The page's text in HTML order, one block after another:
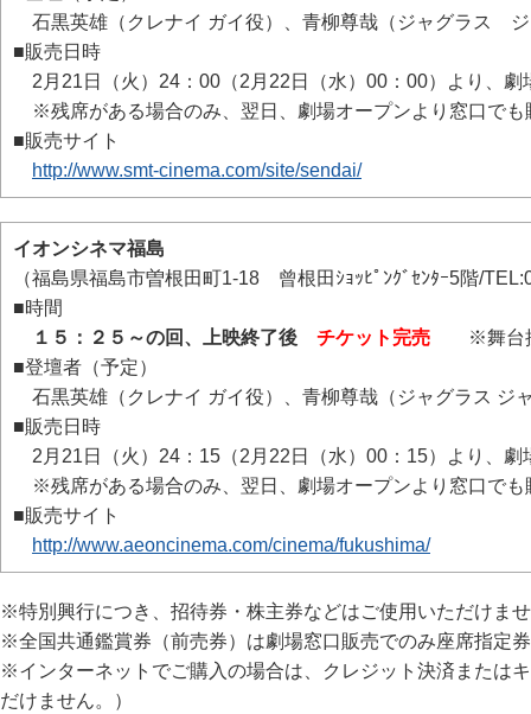
石黒英雄（クレナイ ガイ役）、青柳尊哉（ジャグラス
■販売日時
2月21日（火）24：00（2月22日（水）00：00）より、劇
※残席がある場合のみ、翌日、劇場オープンより窓口でも
■販売サイト
http://www.smt-cinema.com/site/sendai/
イオンシネマ福島
（福島県福島市曽根田町1-18 曾根田ｼｮｯﾋﾟﾝｸﾞｾﾝﾀｰ5階/
■時間
１５：２５～の回、上映終了後
チケット完売 ※舞台挨
■登壇者（予定）
石黒英雄（クレナイ ガイ役）、青柳尊哉（ジャグラス ジ
■販売日時
2月21日（火）24：15（2月22日（水）00：15）より、劇
※残席がある場合のみ、翌日、劇場オープンより窓口でも
■販売サイト
http://www.aeoncinema.com/cinema/fukushima/
※特別興行につき、招待券・株主券などはご使用いただけま
※全国共通鑑賞券（前売券）は劇場窓口販売でのみ座席指定
※インターネットでご購入の場合は、クレジット決済または
だけません。）